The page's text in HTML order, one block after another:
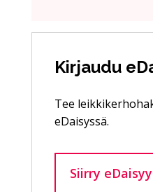
Kirjaudu
Tee
eDaisyssä.
Siirry